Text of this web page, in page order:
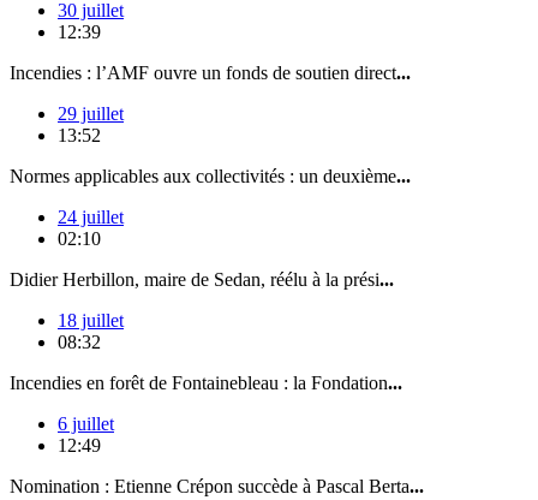
30 juillet
12:39
Incendies : l’AMF ouvre un fonds de soutien direct...
29 juillet
13:52
Normes applicables aux collectivités : un deuxième...
24 juillet
02:10
Didier Herbillon, maire de Sedan, réélu à la prési...
18 juillet
08:32
Incendies en forêt de Fontainebleau : la Fondation...
6 juillet
12:49
Nomination : Etienne Crépon succède à Pascal Berta...